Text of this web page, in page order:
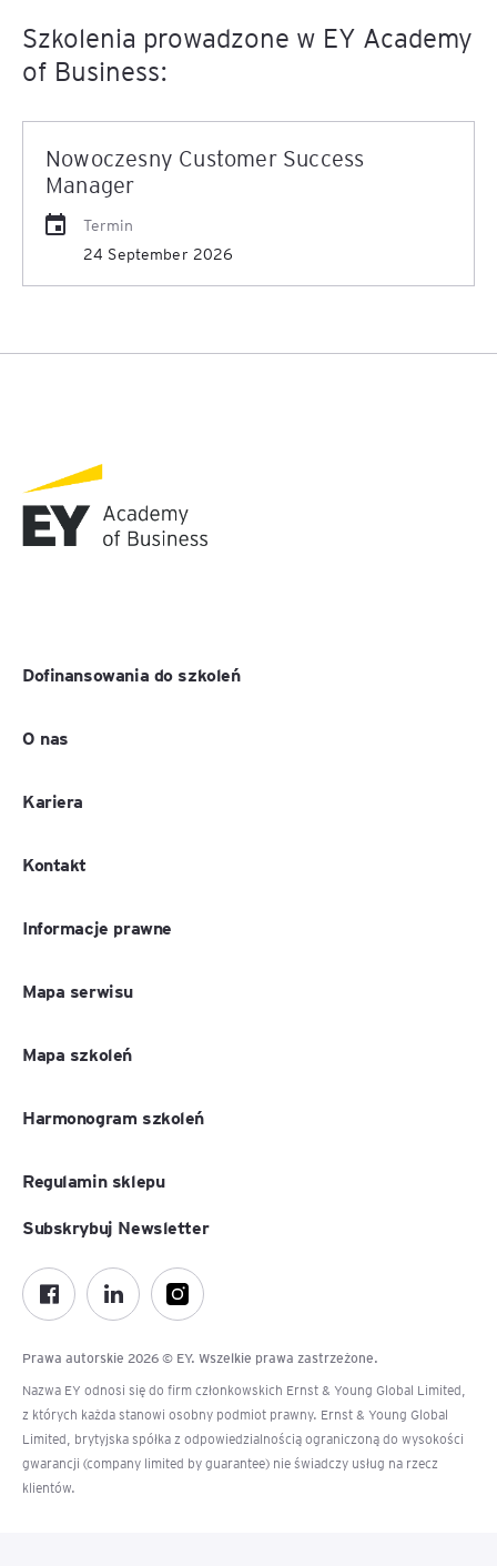
Szkolenia prowadzone w EY Academy
of Business:
Nowoczesny Customer Success
Manager
Termin
24 September 2026
Dofinansowania do szkoleń
O nas
Kariera
Kontakt
Informacje prawne
Mapa serwisu
Mapa szkoleń
Harmonogram szkoleń
Regulamin sklepu
Prawa autorskie 2026 © EY. Wszelkie prawa zastrzeżone.
Nazwa EY odnosi się do firm członkowskich Ernst & Young Global Limited,
z których każda stanowi osobny podmiot prawny. Ernst & Young Global
Limited, brytyjska spółka z odpowiedzialnością ograniczoną do wysokości
gwarancji (company limited by guarantee) nie świadczy usług na rzecz
klientów.
Subskrybuj Newsletter